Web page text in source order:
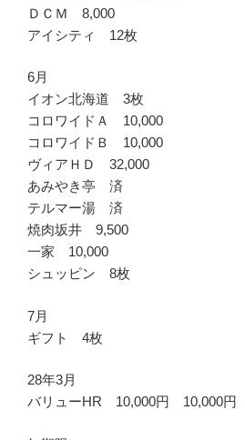
ＤＣＭ 8,000
アイシティ 12枚
6月
イオン北海道 3枚
コロワイドＡ 10,000
コロワイドＢ 10,000
ヴィアＨＤ 32,000
あみやき亭 済
テルマー湯 済
焼肉坂井 9,500
一家 10,000
シュッピン 8枚
7月
ギフト 4枚
28年3月
バリューHR 10,000円 10,000円